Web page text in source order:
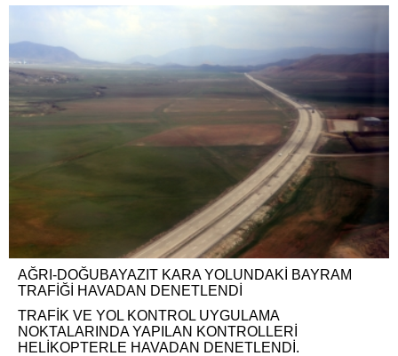
AĞRI-DOĞUBAYAZIT KARA YOLUNDAKİ BAYRAM
TRAFİĞİ HAVADAN DENETLENDİ
TRAFİK VE YOL KONTROL UYGULAMA
NOKTALARINDA YAPILAN KONTROLLERİ
HELİKOPTERLE HAVADAN DENETLENDİ.